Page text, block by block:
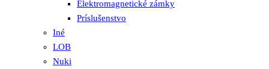
Elektromagnetické zámky
Príslušenstvo
Iné
LOB
Nuki